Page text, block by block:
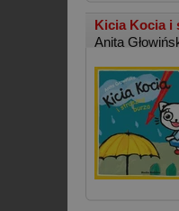
Kicia Kocia i
Anita